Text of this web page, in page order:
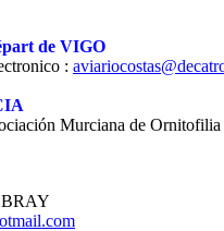
de VIGO
:
Murciana de
BRAY